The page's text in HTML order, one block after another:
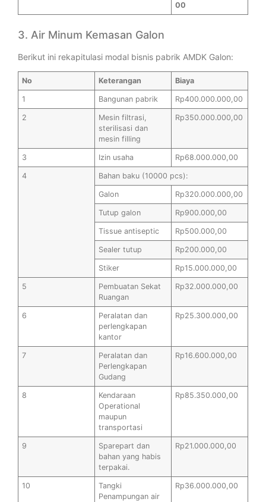
00
3. Air Minum Kemasan Galon
Berikut ini rekapitulasi modal bisnis pabrik AMDK Galon:
No Keterangan Biaya
1 Bangunan pabrik Rp400.000.000,00
2
Mesin filtrasi,
sterilisasi dan
mesin filling
Rp350.000.000,00
3 Izin usaha Rp68.000.000,00
4 Bahan baku (10000 pcs):
Galon Rp320.000.000,00
Tutup galon Rp900.000,00
Tissue antiseptic Rp500.000,00
Sealer tutup Rp200.000,00
Stiker Rp15.000.000,00
5
Pembuatan Sekat
Ruangan
Rp32.000.000,00
6
Peralatan dan
perlengkapan
kantor
Rp25.300.000,00
7
Peralatan dan
Perlengkapan
Gudang
Rp16.600.000,00
8
Kendaraan
Operational
maupun
transportasi
Rp85.350.000,00
9
Sparepart dan
bahan yang habis
terpakai.
Rp21.000.000,00
10
Tangki
Penampungan air
Rp36.000.000,00